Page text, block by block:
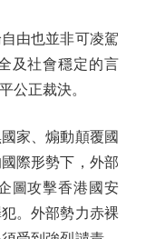
由也並非可凌駕
及社會穩定的言
公正裁決。
家、煽動顛覆國
際形勢下，外部
圖攻擊香港國安
。外部勢力赤裸